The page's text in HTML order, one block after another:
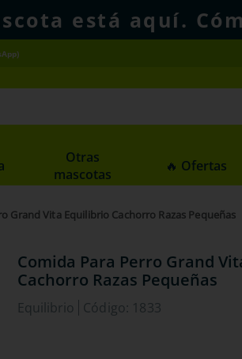
está aquí.
Otras
mascotas
🔥 Ofertas
Grand Vita Equilibrio Cachorro Razas Pequeñas
Comida Para Perro Grand
Cachorro Razas Pequeñas
Equilibrio Código: 1833